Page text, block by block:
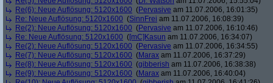
Re(6): Neue Auflösung: 5120x1600 (Pervasive am 11.07.2006, 16:01:35)
Re: Neue Auflösung: 5120x1600 (SinnFrei am 11.07.2006, 16:08:39)
Re(2): Neue Auflösung: 5120x1600 (Pervasive am 11.07.2006, 16:10:46)
Re: Neue Auflösung: 5120x1600 ([mC]Kasun am 11.07.2006, 16:34:07)
Re(2): Neue Auflösung: 5120x1600 (Pervasive am 11.07.2006, 16:34:55)
Re(7): Neue Auflösung: 5120x1600 (Marax am 11.07.2006, 16:37:29)
Re(8): Neue Auflösung: 5120x1600 (gibberish am 11.07.2006, 16:38:38)
Re(9): Neue Auflösung: 5120x1600 (Marax am 11.07.2006, 16:40:04)